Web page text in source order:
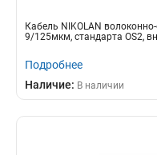
Кабель NIKOLAN
9/125мкм, стандарта OS2,
Подробнее
Наличие: В наличии